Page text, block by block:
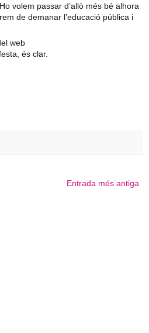
volem passar d’allò més bé alhora
de demanar l’educació pública i
web
és clar.
Entrada més antiga